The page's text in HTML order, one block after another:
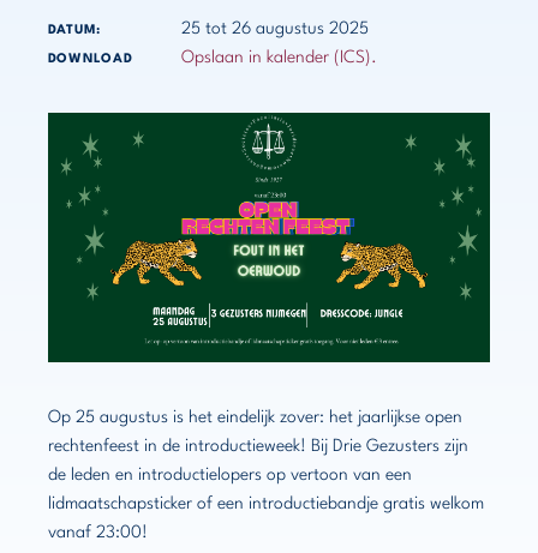
DATUM: 25 tot 26 augustus 2025
DOWNLOAD Opslaan in kalender (ICS).
Op 25 augustus is het eindelijk zover: het jaarlijkse open
rechtenfeest in de introductieweek! Bij Drie Gezusters zijn
de leden en introductielopers op vertoon van een
lidmaatschapsticker of een introductiebandje gratis welkom
vanaf 23:00!